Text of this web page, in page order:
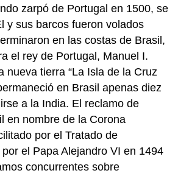
zarpó de Portugal en 1500, se
y sus barcos fueron volados
en las costas de Brasil,
el rey de Portugal, Manuel I.
nueva tierra “La Isla de la Cruz
en Brasil apenas diez
a la India. El reclamo de
en nombre de la Corona
por el Tratado de
el Papa Alejandro VI en 1494
concurrentes sobre